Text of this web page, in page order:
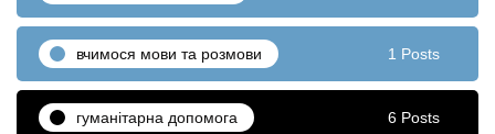
вчимося мови та розмови 1 Posts
гуманітарна допомога 6 Posts